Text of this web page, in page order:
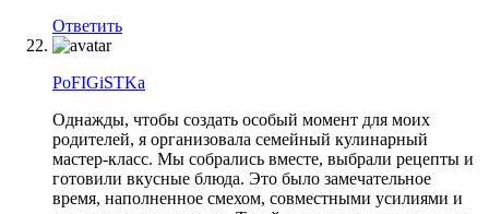
Ответить
PoFIGiSTKa
Однажды, чтобы создать особый момент для моих
родителей, я организовала семейный кулинарный
мастер-класс. Мы собрались вместе, выбрали рецепты и
готовили вкусные блюда. Это было замечательное
время, наполненное смехом, совместными усилиями и